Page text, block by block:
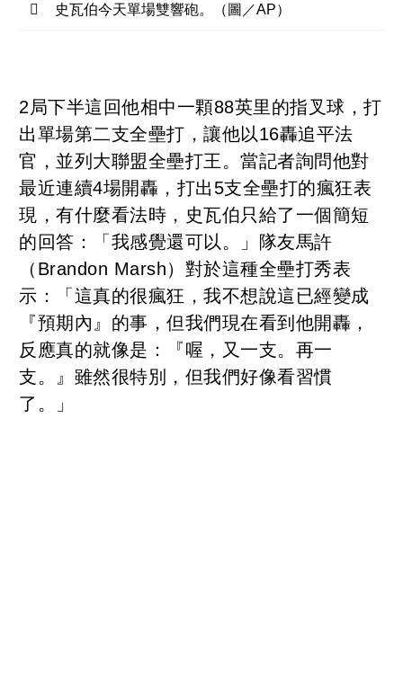
史瓦伯今天單場雙響砲。（圖／AP）
2局下半這回他相中一顆88英里的指叉球，打
出單場第二支全壘打，讓他以16轟追平法
官，並列大聯盟全壘打王。當記者詢問他對
最近連續4場開轟，打出5支全壘打的瘋狂表
現，有什麼看法時，史瓦伯只給了一個簡短
的回答：「我感覺還可以。」隊友馬許
（Brandon Marsh）對於這種全壘打秀表
示：「這真的很瘋狂，我不想說這已經變成
『預期內』的事，但我們現在看到他開轟，
反應真的就像是：『喔，又一支。再一
支。』雖然很特別，但我們好像看習慣
了。」